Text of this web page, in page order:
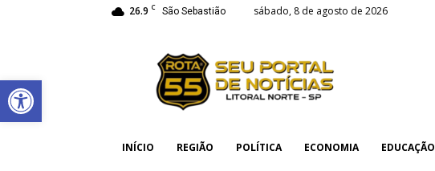
Abrir a barra de ferramentas
26.9 C São Sebastião sábado, 8 de agosto de 2026
55
INÍCIO REGIÃO POLÍTICA ECONOMIA EDUCAÇÃO